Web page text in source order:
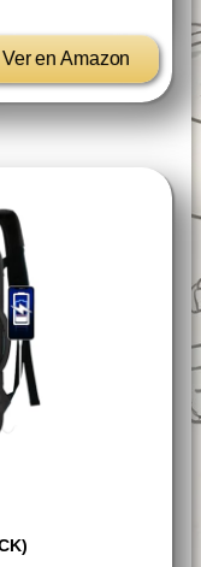
Ver en Amazon